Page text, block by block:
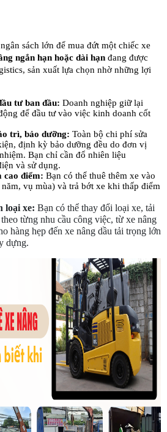
sách lớn để mua đứt một chiếc xe
ngắn hạn hoặc dài hạn đang được
sản xuất lựa chọn nhờ những lợi
tư ban đầu: Doanh nghiệp giữ lại
để đầu tư vào việc kinh doanh cốt
trì, bảo dưỡng: Toàn bộ chi phí sửa
định kỳ bảo dưỡng đều do đơn vị
Bạn chỉ cần đổ nhiên liệu
và sử dụng.
cao điểm: Bạn có thể thuê thêm xe vào
vụ mùa) và trả bớt xe khi thấp điểm
loại xe: Bạn có thể thay đổi loại xe, tải
từng nhu cầu công việc, từ xe nâng
hàng hẹp đến xe nâng dầu tải trọng lớn
dựng.